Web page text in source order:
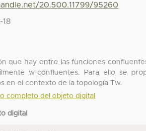
20.500.11799/95260
18
que hay entre las funciones
w-confluentes. Para ello se
en el contexto de la topología Tw.
completo del objeto digital
digital